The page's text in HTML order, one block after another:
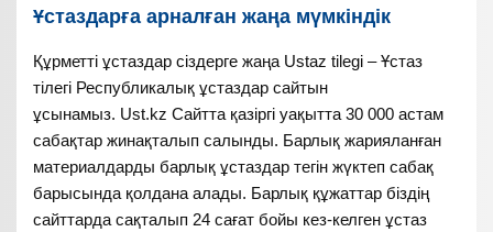
Ұстаздарға арналған жаңа мүмкіндік
Құрметті ұстаздар сіздерге жаңа Ustaz tilegi – Ұстаз
тілегі Республикалық ұстаздар сайтын
ұсынамыз. Ust.kz Сайтта қазіргі уақытта 30 000 астам
сабақтар жинақталып салынды. Барлық жарияланған
материалдарды барлық ұстаздар тегін жүктеп сабақ
барысында қолдана алады. Барлық құжаттар біздің
сайттарда сақталып 24 сағат бойы кез-келген ұстаз